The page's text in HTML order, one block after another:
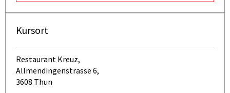
Kursort
Restaurant Kreuz,
Allmendingenstrasse 6,
3608 Thun